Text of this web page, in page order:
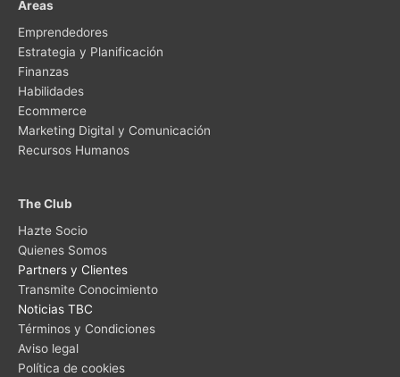
Áreas
Emprendedores
Estrategia y Planificación
Finanzas
Habilidades
Ecommerce
Marketing Digital y Comunicación
Recursos Humanos
The Club
Hazte Socio
Quienes Somos
Partners y Clientes
Transmite Conocimiento
Noticias TBC
Términos y Condiciones
Aviso legal
Política de cookies